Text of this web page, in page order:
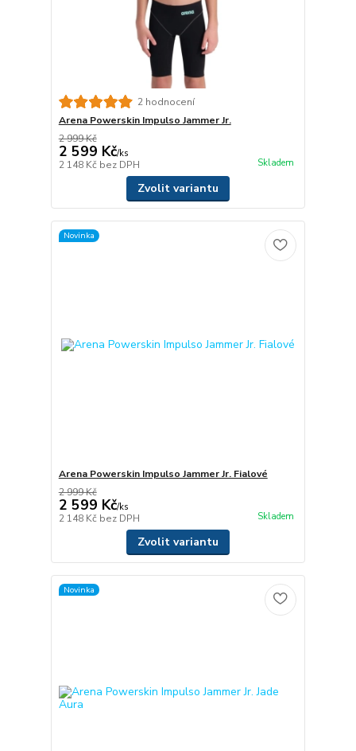
2 hodnocení
Arena Powerskin Impulso Jammer Jr.
2 999 Kč
2 599 Kč/ks
2 148 Kč bez DPH Skladem
Zvolit variantu
Novinka
Arena Powerskin Impulso Jammer Jr. Fialové
2 999 Kč
2 599 Kč/ks
2 148 Kč bez DPH Skladem
Zvolit variantu
Novinka